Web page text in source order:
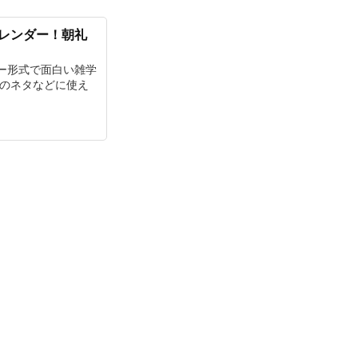
ンダー！朝礼
形式で面白い雑学
ネタなどに使え